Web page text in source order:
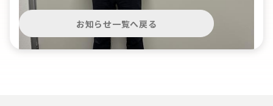
お知らせ一覧へ戻る